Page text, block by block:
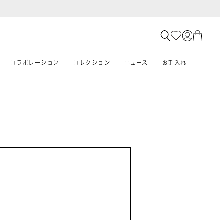
コラボレーション コレクション ニュース お手入れ